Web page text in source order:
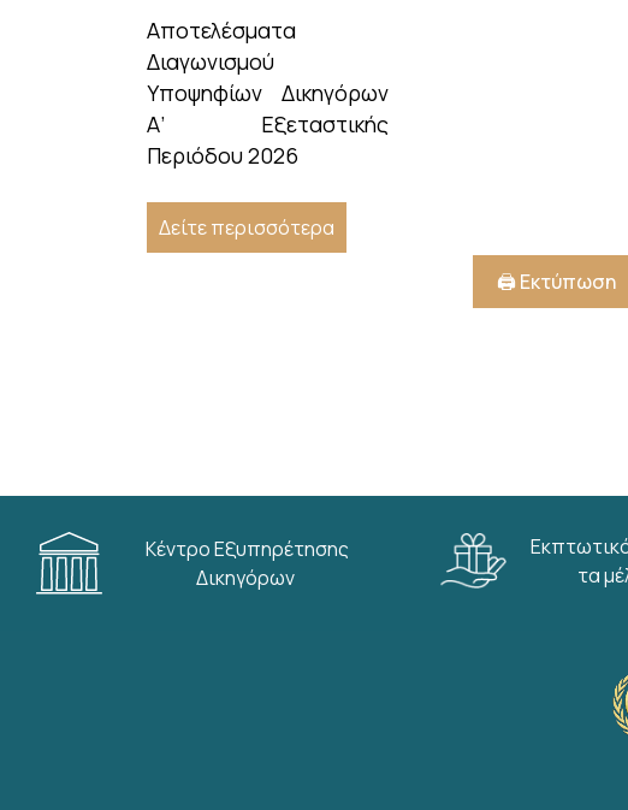
Αποτελέσματα
Διαγωνισμού
Υποψηφίων Δικηγόρων
Α’ Εξεταστικής
Περιόδου 2026
Δείτε περισσότερα
🖨️ Εκτύπωση
Κέντρο Εξυπηρέτησης
Δικηγόρων
τα